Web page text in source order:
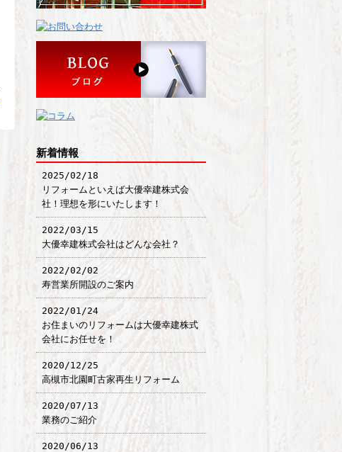
新着情報
2025/02/18
リフォームといえば大優幸建株式会
社！理想を形にいたします！
2022/03/15
大優幸建株式会社はどんな会社？
2022/02/02
寿営業所開設のご案内
2022/01/24
お住まいのリフォームは大優幸建株式
会社にお任せを！
2020/12/25
高槻市北園町古家再生リフォーム
2020/07/13
業務のご紹介
2020/06/13